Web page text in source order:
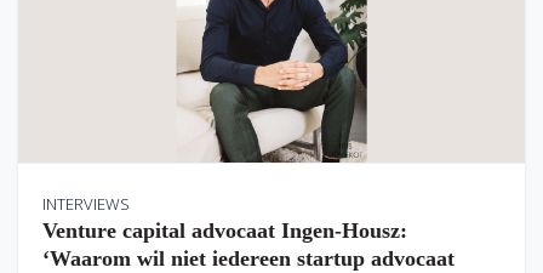
INTERVIEWS
Venture capital advocaat Ingen-Housz:
‘Waarom wil niet iedereen startup advocaat